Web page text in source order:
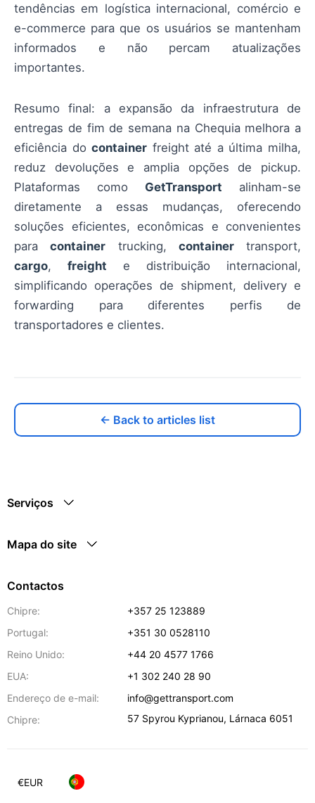
tendências em logística internacional, comércio e
e-commerce para que os usuários se mantenham
informados e não percam atualizações
importantes.
Resumo final: a expansão da infraestrutura de
entregas de fim de semana na Chequia melhora a
eficiência docontainer freight até a última milha,
reduz devoluções e amplia opções de pickup.
Plataformas como GetTransport alinham-se
diretamente a essas mudanças, oferecendo
soluções eficientes, econômicas e convenientes
paracontainer trucking, containertransport,
cargo, freight e distribuição internacional,
simplificando operações de shipment, delivery e
forwarding para diferentes perfis de
transportadores e clientes.
← Back to articles list
Serviços
Mapa do site
Contactos
Chipre:
+357 25 123889
Portugal:
+351 30 0528110
Reino Unido:
+44 20 4577 1766
EUA:
+1 302 240 28 90
Endereço de e-mail:
info@gettransport.com
Chipre:
57 Spyrou Kyprianou, Lárnaca 6051
€EUR